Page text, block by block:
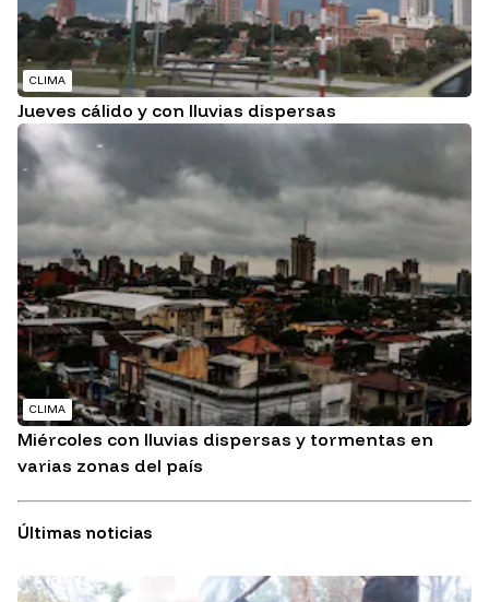
CLIMA
Jueves cálido y con lluvias dispersas
CLIMA
Miércoles con lluvias dispersas y tormentas en
varias zonas del país
Últimas noticias